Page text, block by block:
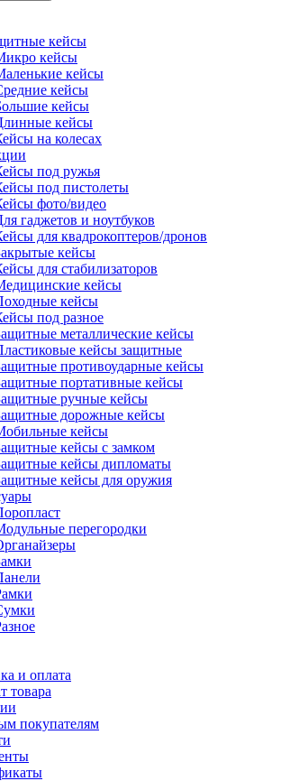
кейсы
кейсы
кейсы
кейсы
кейсы
кейсы
на колесах
под ружья
под пистолеты
фото/видео
гаджетов и ноутбуков
для квадрокоптеров/дронов
кейсы
для стабилизаторов
кейсы
кейсы
под разное
металлические кейсы
кейсы защитные
противоударные кейсы
портативные кейсы
ручные кейсы
дорожные кейсы
кейсы
кейсы с замком
кейсы дипломаты
кейсы для оружия
перегородки
и оплата
товара
покупателям